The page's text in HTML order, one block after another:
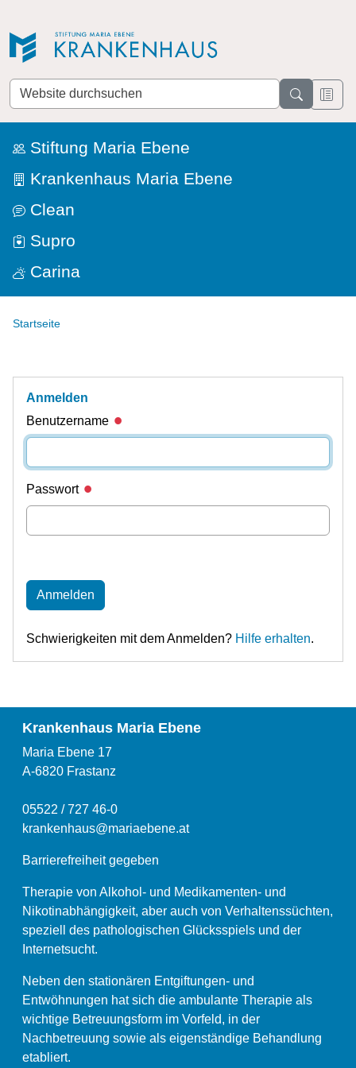
Website
durchsuchen
Stiftung Maria Ebene
Krankenhaus Maria Ebene
Clean
Supro
Carina
Startseite
Anmelden
Benutzername
Passwort
Anmelden
Schwierigkeiten mit dem Anmelden? Hilfe erhalten.
Krankenhaus Maria Ebene
Maria Ebene 17
A-6820 Frastanz
05522 / 727 46-0
krankenhaus@mariaebene.at
Barrierefreiheit gegeben
Therapie von Alkohol- und Medikamenten- und
Nikotinabhängigkeit, aber auch von Verhaltenssüchten,
speziell des pathologischen Glücksspiels und der
Internetsucht.
Neben den stationären Entgiftungen- und
Entwöhnungen hat sich die ambulante Therapie als
wichtige Betreuungsform im Vorfeld, in der
Nachbetreuung sowie als eigenständige Behandlung
etabliert.